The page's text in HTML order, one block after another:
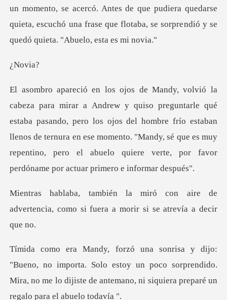
e acercó. Antes de que pudiera quedarse
quieta, escuchó una frase que
ov
staba pasando, pero los ojos del hombre frío estaban
llenos de ternura en ese momento. "Mandy, sé que es
aire de
advertencia, como si fuera a
rta. Solo estoy un poco sorprendido.
Mira, no me lo dijiste de a